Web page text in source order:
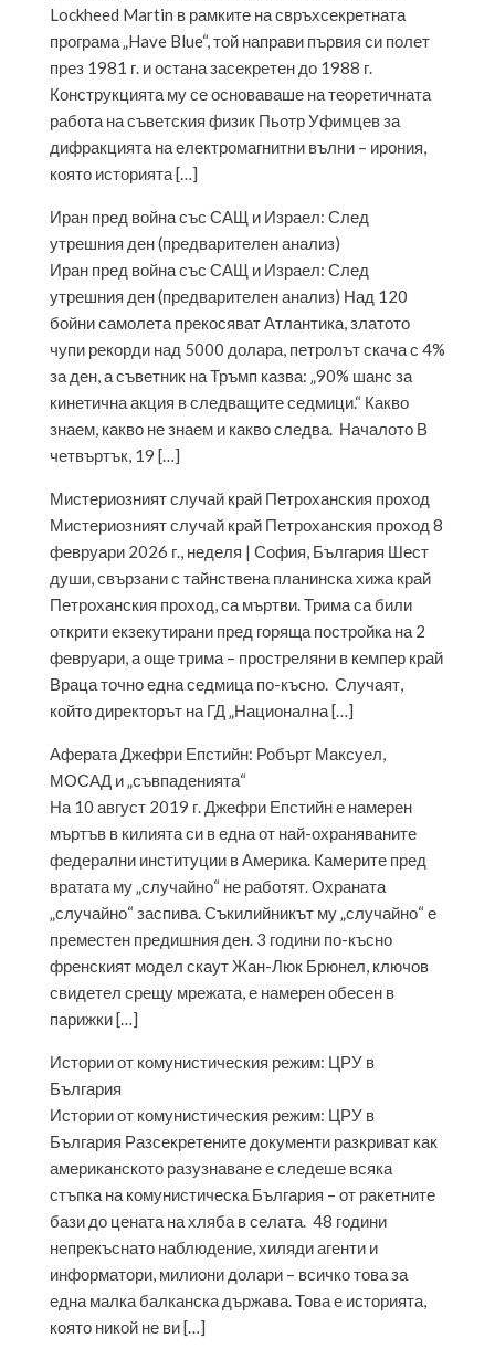
Lockheed Martin в рамките на свръхсекретната
програма „Have Blue“, той направи първия си полет
през 1981 г. и остана засекретен до 1988 г.
Конструкцията му се основаваше на теоретичната
работа на съветския физик Пьотр Уфимцев за
дифракцията на електромагнитни вълни – ирония,
която историята […]
Иран пред война със САЩ и Израел: След
утрешния ден (предварителен анализ)
Иран пред война със САЩ и Израел: След
утрешния ден (предварителен анализ) Над 120
бойни самолета прекосяват Атлантика, златото
чупи рекорди над 5000 долара, петролът скача с 4%
за ден, а съветник на Тръмп казва: „90% шанс за
кинетична акция в следващите седмици.“ Какво
знаем, какво не знаем и какво следва. Началото В
четвъртък, 19 […]
Мистериозният случай край Петроханския проход
Мистериозният случай край Петроханския проход 8
февруари 2026 г., неделя | София, България Шест
души, свързани с тайнствена планинска хижа край
Петроханския проход, са мъртви. Трима са били
открити екзекутирани пред горяща постройка на 2
февруари, а още трима – простреляни в кемпер край
Враца точно една седмица по-късно. Случаят,
който директорът на ГД „Национална […]
Аферата Джефри Епстийн: Робърт Максуел,
МОСАД и „съвпаденията“
На 10 август 2019 г. Джефри Епстийн е намерен
мъртъв в килията си в една от най-охраняваните
федерални институции в Америка. Камерите пред
вратата му „случайно“ не работят. Охраната
„случайно“ заспива. Съкилийникът му „случайно“ е
преместен предишния ден. 3 години по-късно
френският модел скаут Жан-Люк Брюнел, ключов
свидетел срещу мрежата, е намерен обесен в
парижки […]
Истории от комунистическия режим: ЦРУ в
България
Истории от комунистическия режим: ЦРУ в
България Разсекретените документи разкриват как
американското разузнаване е следеше всяка
стъпка на комунистическа България – от ракетните
бази до цената на хляба в селата. 48 години
непрекъснато наблюдение, хиляди агенти и
информатори, милиони долари – всичко това за
една малка балканска държава. Това е историята,
която никой не ви […]